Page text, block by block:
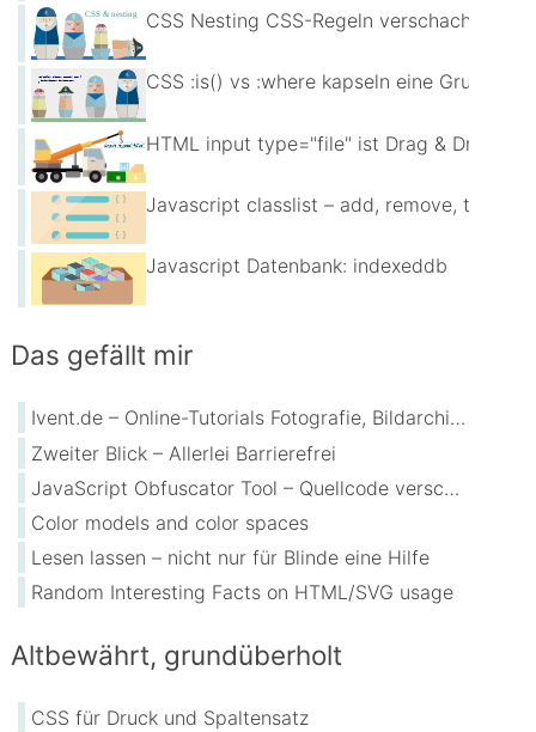
CSS Nesting CSS-Regeln verschachteln
CSS :is() vs :where kapseln eine Gruppe
HTML input type="file" ist Drag & Drop
Javascript classlist – add, remove, toggle
Javascript Datenbank: indexeddb
Das gefällt mir
Ivent.de – Online-Tutorials Fotografie, Bildarchive, Bildbearbeitung
Zweiter Blick – Allerlei Barrierefrei
JavaScript Obfuscator Tool – Quellcode verschleiern
Color models and color spaces
Lesen lassen – nicht nur für Blinde eine Hilfe
Random Interesting Facts on HTML/SVG usage
Altbewährt, grundüberholt
CSS für Druck und Spaltensatz